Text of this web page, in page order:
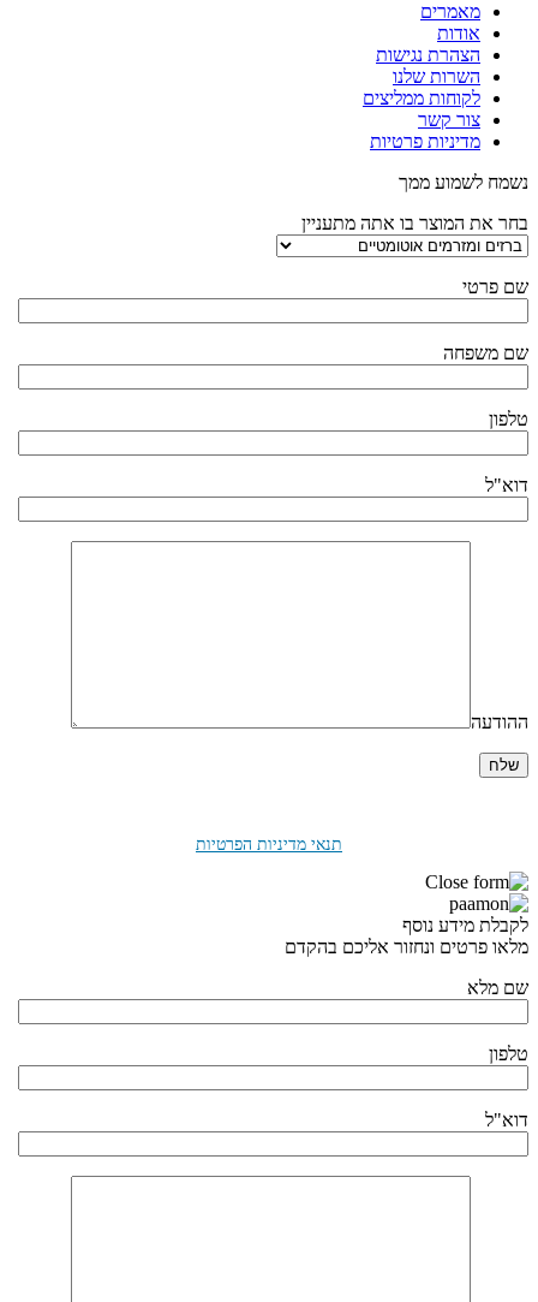
מאמרים
אודות
הצהרת נגישות
השרות שלנו
לקוחות ממליצים
צור קשר
מדיניות פרטיות
נשמח לשמוע ממך
בחר את המוצר בו אתה מתעניין
שם פרטי
שם משפחה
טלפון
דוא"ל
ההודעה
תנאי מדיניות הפרטיות
לקבלת מידע נוסף
מלאו פרטים ונחזור אליכם בהקדם
שם מלא
טלפון
דוא"ל